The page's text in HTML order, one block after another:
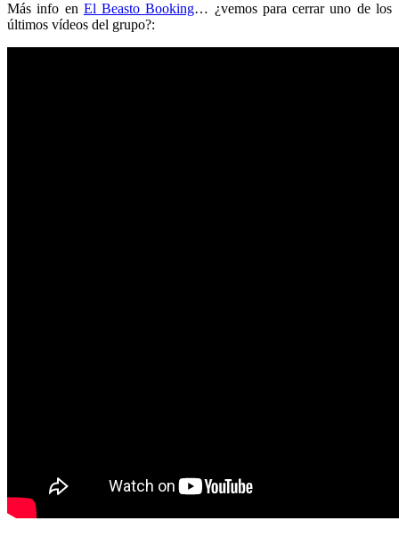
Más info en El Beasto Booking… ¿vemos para cerrar uno de los
últimos vídeos del grupo?: